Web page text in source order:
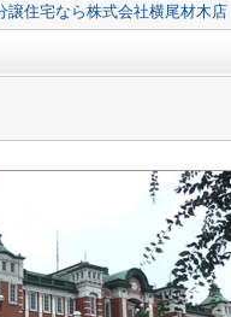
譲住宅なら株式会社横尾材木店